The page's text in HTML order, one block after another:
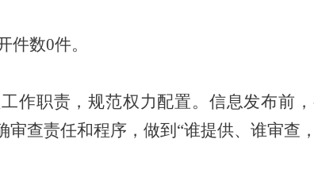
件数0件。
作职责，规范权力配置。 信息发布前
审查责任和程序 ， 做到 “谁提供、谁审查 ，